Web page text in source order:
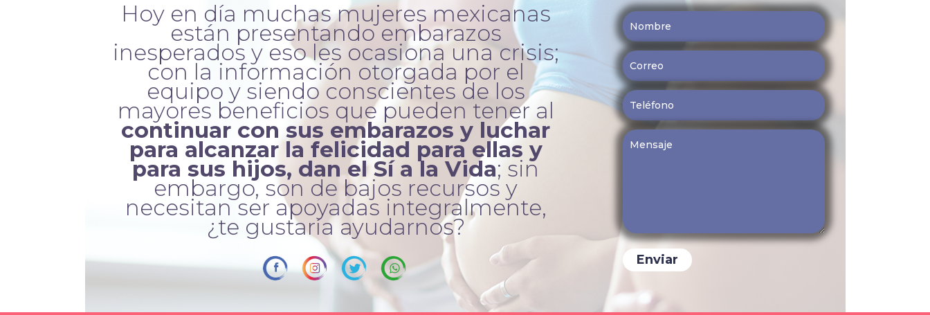
Hoy en día muchas mujeres mexicanas
están presentando embarazos
inesperados y eso les ocasiona una crisis;
con la información otorgada por el
equipo y siendo conscientes de los
mayores beneficios que pueden tener al
continuar con sus embarazos y luchar
para alcanzar la felicidad para ellas y
para sus hijos, dan el Sí a la Vida; sin
embargo, son de bajos recursos y
necesitan ser apoyadas integralmente,
¿te gustaría ayudarnos?